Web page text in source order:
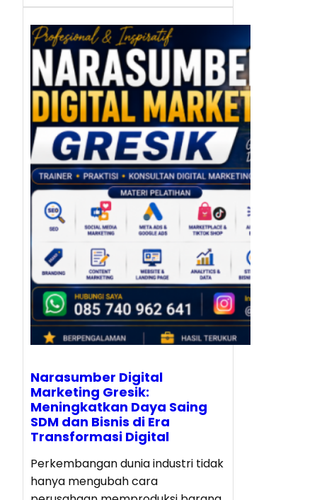
Narasumber Digital
Marketing Gresik:
Meningkatkan Daya Saing
SDM dan Bisnis di Era
Transformasi Digital
Perkembangan dunia industri tidak
hanya mengubah cara